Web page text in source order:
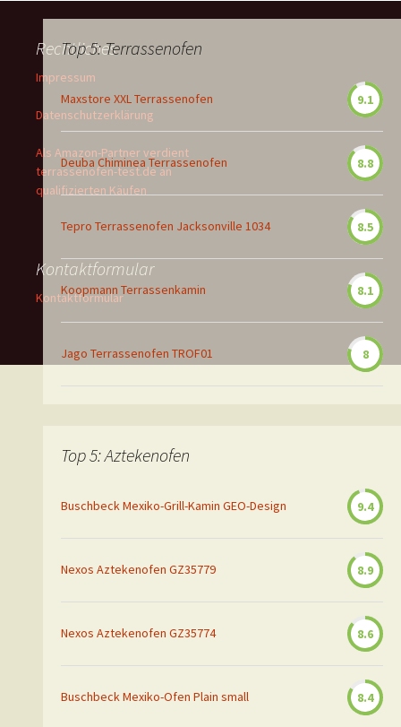
Top 5: Terrassenofen
Maxstore XXL Terrassenofen 9.1
Deuba Chiminea Terrassenofen 8.8
Tepro Terrassenofen Jacksonville 1034 8.5
Koopmann Terrassenkamin 8.1
Jago Terrassenofen TROF01 8
Top 5: Aztekenofen
Buschbeck Mexiko-Grill-Kamin GEO-Design 9.4
Nexos Aztekenofen GZ35779 8.9
Nexos Aztekenofen GZ35774 8.6
Buschbeck Mexiko-Ofen Plain small 8.4
Rechtliches
Impressum
Datenschutzerklärung
Als Amazon-Partner verdient
terrassenofen-test.de an
qualifizierten Käufen
Kontaktformular
Kontaktformular